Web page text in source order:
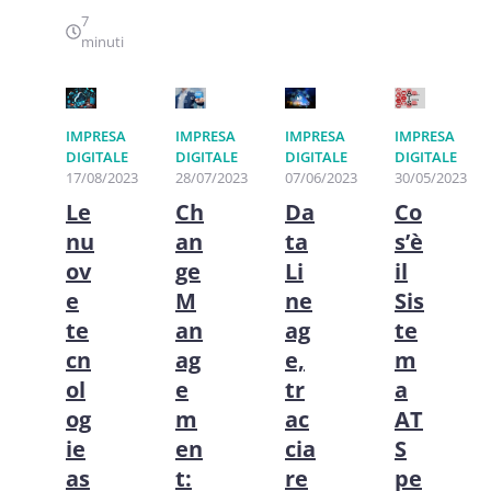
7
minuti
IMPRESA
DIGITALE
17/08/2023
Le
nu
ov
e
te
cn
ol
og
ie
as
IMPRESA
DIGITALE
28/07/2023
Ch
an
ge
M
an
ag
e
m
en
t:
IMPRESA
DIGITALE
07/06/2023
Da
ta
Li
ne
ag
e,
tr
ac
cia
re
IMPRESA
DIGITALE
30/05/2023
Co
s’è
il
Sis
te
m
a
AT
S
pe